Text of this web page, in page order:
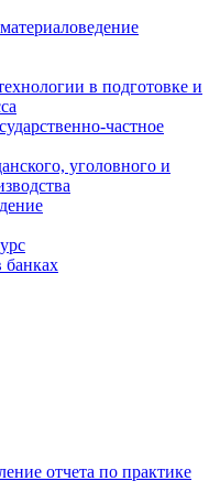
в подготовке и
частное
уголовного и
банках
отчета по практике